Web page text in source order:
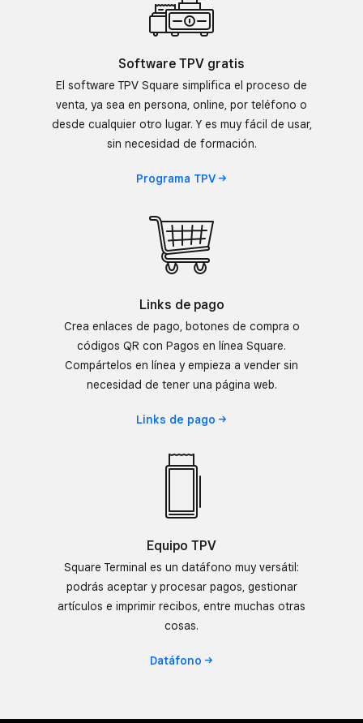
Software TPV gratis
El software TPV Square simplifica el proceso de
venta, ya sea en persona, online, por teléfono o
desde cualquier otro lugar. Y es muy fácil de usar,
sin necesidad de formación.
Programa TPV
Links de pago
Crea enlaces de pago, botones de compra o
códigos QR con Pagos en línea Square.
Compártelos en línea y empieza a vender sin
necesidad de tener una página web.
Links de pago
Equipo TPV
Square Terminal es un datáfono muy versátil:
podrás aceptar y procesar pagos, gestionar
artículos e imprimir recibos, entre muchas otras
cosas.
Datáfono